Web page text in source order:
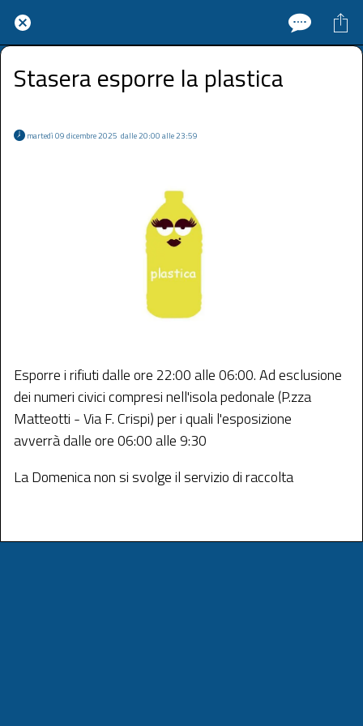
Stasera esporre la plastica
martedì 09 dicembre 2025  dalle 20:00 alle 23:59
Esporre i rifiuti dalle ore 22:00 alle 06:00. Ad esclusione
dei numeri civici compresi nell'isola pedonale (P.zza
Matteotti - Via F. Crispi) per i quali l'esposizione
avverrà dalle ore 06:00 alle 9:30
La Domenica non si svolge il servizio di raccolta